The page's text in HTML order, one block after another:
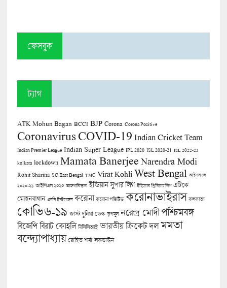
ফেসবুক
ট্যাগ
ATK Mohun Bagan BCCI BJP Corona Corona Positive
CoronavirusCOVID-19 Indian Cricket Team
Indian Premier League Indian Super League IPL 2020 ISL 2020-21 ISL 2022-23
kolkata lockdown Mamata Banerjee Narendra Modi
Rohit Sharma SC East Bengal TMC Virat Kohli West Bengal আইএসএল
২০২০-২১ আইপিএল ২০২০ আফগানিস্তান ইন্ডিয়ান সুপার লিগ ইন্ডিয়ান প্রিমিয়ার লিগ এটিকে
মোহনবাগান এসসি ইস্টবেঙ্গল করোনা করোনা পজিটিভ করোনাভাইরাস কলকাতা
কোভিড-১৯ জাস্ট দুনিয়া ডেস্ক তৃণমূল নরেন্দ্র মোদী পশ্চিমবঙ্গ
বিজেপি বিরাট কোহলি বিসিসিআই ভারতীয় ক্রিকেট দল মমতা
বন্দ্যোপাধ্যায় রোহিত শর্মা লকডাউন